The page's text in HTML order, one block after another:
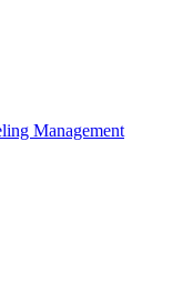
Management